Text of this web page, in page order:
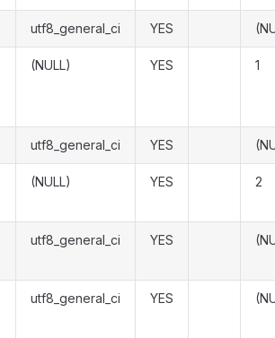
utf8_general_ci YES
(NULL) YES 1
utf8_general_ci YES
(NULL) YES 2
utf8_general_ci YES
utf8_general_ci YES